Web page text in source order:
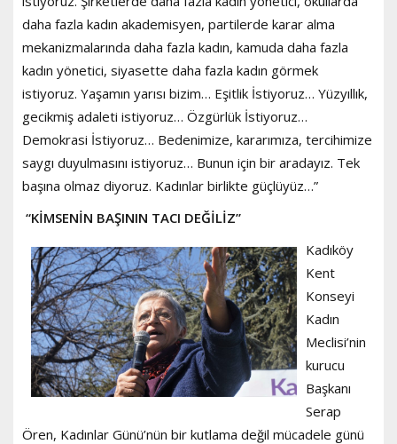
daha fazla kadın akademisyen, partilerde karar alma
mekanizmalarında daha fazla kadın, kamuda daha fazla
kadın yönetici, siyasette daha fazla kadın görmek
istiyoruz. Yaşamın yarısı bizim… Eşitlik İstiyoruz… Yüzyıllık,
gecikmiş adaleti istiyoruz… Özgürlük İstiyoruz…
Demokrasi İstiyoruz… Bedenimize, kararımıza, tercihimize
saygı duyulmasını istiyoruz… Bunun için bir aradayız. Tek
başına olmaz diyoruz. Kadınlar birlikte güçlüyüz…”
“KİMSENİN BAŞININ TACI DEĞİLİZ”
Kadıköy
Kent
Konseyi
Kadın
Meclisi’nin
kurucu
Başkanı
Serap
Ören, Kadınlar Günü’nün bir kutlama değil mücadele günü